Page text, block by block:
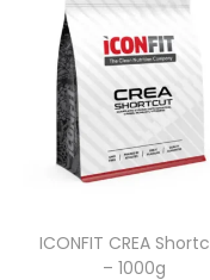
ICONFIT CREA
– 1000g